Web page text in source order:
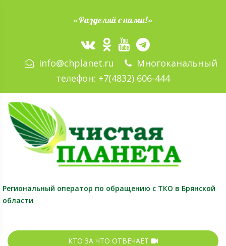
«Разделяй с нами!»
info@chplanet.ru
Многоканальный
телефон: +7(4832) 606-444
Региональный оператор по обращению с ТКО в Брянской
области
КТО ЗА ЧТО ОТВЕЧАЕТ